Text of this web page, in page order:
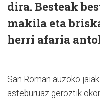
dira. Besteak
makila eta
herri afaria
San Roman auzoko
asteburuaz geroztik